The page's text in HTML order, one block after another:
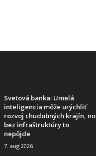
Svetová banka: Umelá
inteligencia môže urýchliť
rozvoj chudobných krajín, no
bez infraštruktúry to
nepôjde
7. aug 2026